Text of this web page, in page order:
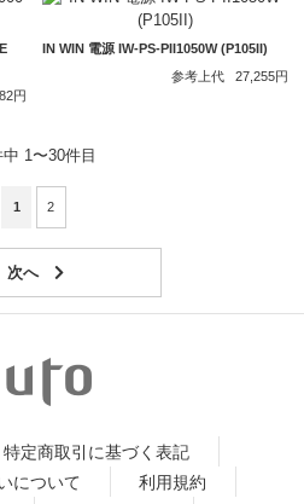
円
IN WIN 電源 IW-PS-PII1050W (P105II)
参考上代
27,255円
中 1〜30件目
1 2
特定商取引に基づく表記
について
利用規約